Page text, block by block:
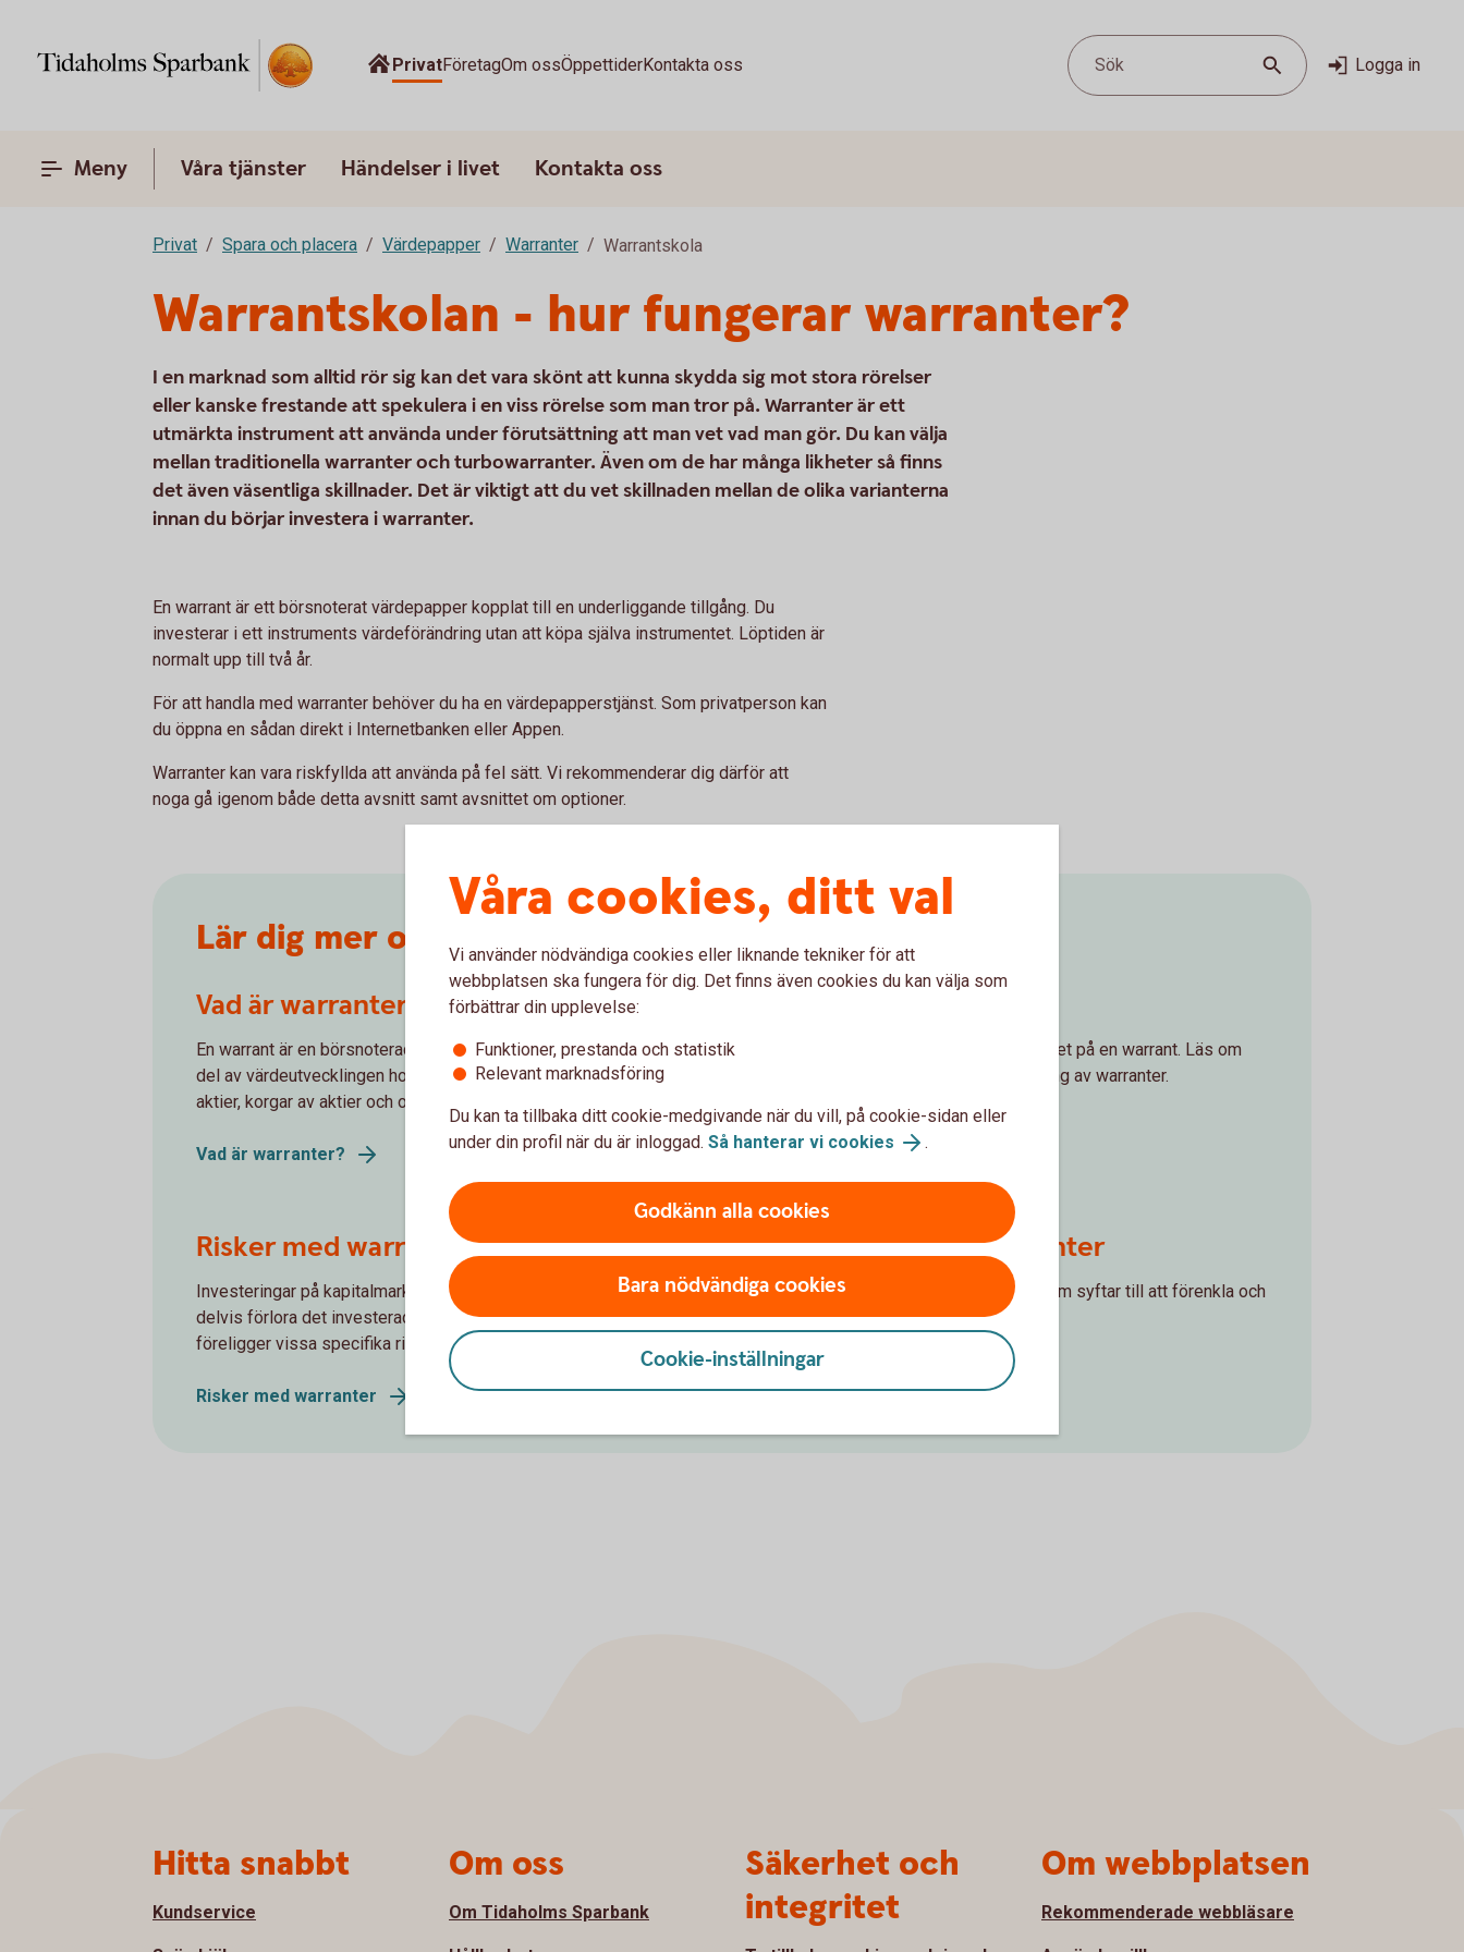
PrivatFöretagOm ossÖppettiderKontakta oss Sök Logga in
Meny Våra tjänster Händelser i livet Kontakta oss
Privat Spara och placera Värdepapper Warranter Warrantskola
Warrantskolan - hur fungerar warranter?
I en marknad som alltid rör sig kan det vara skönt att kunna skydda sig mot stora rörelser
eller kanske frestande att spekulera i en viss rörelse som man tror på. Warranter är ett
utmärkta instrument att använda under förutsättning att man vet vad man gör. Du kan välja
mellan traditionella warranter och turbowarranter. Även om de har många likheter så finns
det även väsentliga skillnader. Det är viktigt att du vet skillnaden mellan de olika varianterna
innan du börjar investera i warranter.
En warrant är ett börsnoterat värdepapper kopplat till en underliggande tillgång. Du
investerar i ett instruments värdeförändring utan att köpa själva instrumentet. Löptiden är
normalt upp till två år.
För att handla med warranter behöver du ha en värdepapperstjänst. Som privatperson kan
du öppna en sådan direkt i Internetbanken eller Appen.
Warranter kan vara riskfyllda att använda på fel sätt. Vi rekommenderar dig därför att
noga gå igenom både detta avsnitt samt avsnittet om optioner.
Lär dig mer om warranter
Vad är warranter?
En warrant är en börsnoterad lång option som ger dig rätten till en
del av värdeutvecklingen hos en underliggande tillgång, exempelvis
aktier, korgar av aktier och olika index etc.
Vad är warranter?
Det finns sex faktorer som påverkar priset på en warrant. Läs om
prissättning, värdering, köp och försäljning av warranter.
Handel med warranter
Risker med warranter
Investeringar på kapitalmarknaden kan medföra risker att helt eller
delvis förlora det investerade kapitalet. Förutom traditionella risker
föreligger vissa specifika risker för warranter.
Risker med warranter
Analysverktyg för warranter
Här presenteras en rad analysverktyg som syftar till att förenkla och
hjälpa till i sökandet efter warranter.
Analysverktyg för warranter
Våra cookies, ditt val
Vi använder nödvändiga cookies eller liknande tekniker för att
webbplatsen ska fungera för dig. Det finns även cookies du kan välja som
förbättrar din upplevelse:
Funktioner, prestanda och statistik
Relevant marknadsföring
Du kan ta tillbaka ditt cookie-medgivande när du vill, på cookie-sidan eller
under din profil när du är inloggad. Så hanterar vi cookies .
Godkänn alla cookies
Bara nödvändiga cookies
Cookie-inställningar
Hitta snabbt
Kundservice
Om oss
Om Tidaholms Sparbank
Säkerhet och
integritet
Om webbplatsen
Rekommenderade webbläsare